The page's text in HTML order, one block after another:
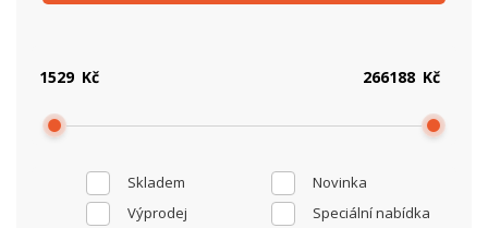
Skladem
Novinka
Výprodej
Speciální nabídka
Kč Kč